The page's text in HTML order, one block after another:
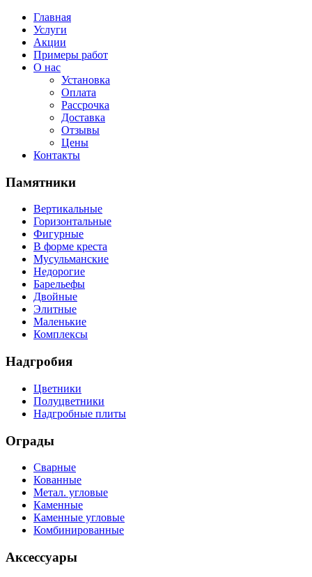
Главная
Услуги
Акции
Примеры работ
О нас
Установка
Оплата
Рассрочка
Доставка
Отзывы
Цены
Контакты
Памятники
Вертикальные
Горизонтальные
Фигурные
В форме креста
Мусульманские
Недорогие
Барельефы
Двойные
Элитные
Маленькие
Комплексы
Надгробия
Цветники
Полуцветники
Надгробные плиты
Ограды
Сварные
Кованные
Метал. угловые
Каменные
Каменные угловые
Комбинированные
Аксессуары